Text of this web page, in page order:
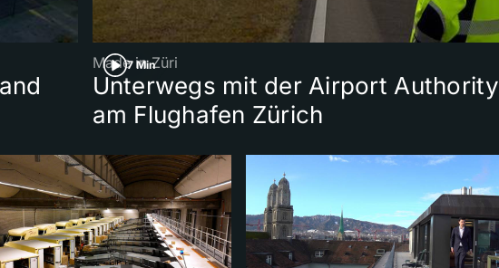
7 Min
Made in Züri
Unterwegs mit der Airport Authority
am Flughafen Zürich